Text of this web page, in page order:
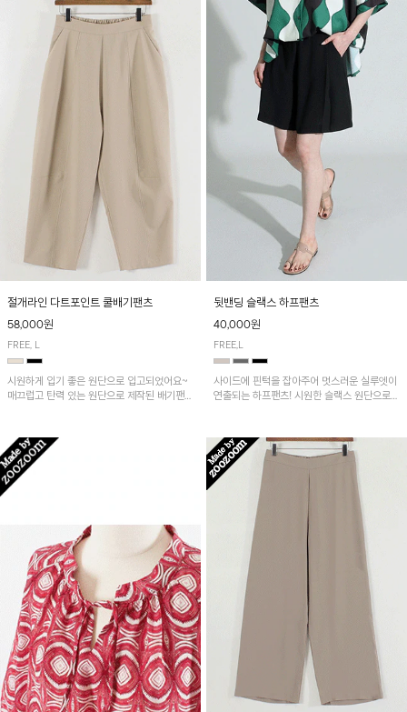
절개라인 다트포인트 쿨배기팬츠
58,000원
FREE, L
시원하게 입기 좋은 원단으로 입고되었어요~
매끄럽고 탄력 있는 원단으로 제작된 배기팬츠
뒷밴딩 슬랙스 하프팬츠
40,000원
FREE,L
사이드에 핀턱을 잡아주어 멋스러운 실루엣이
연출되는 하프팬츠! 시원한 슬랙스 원단으로